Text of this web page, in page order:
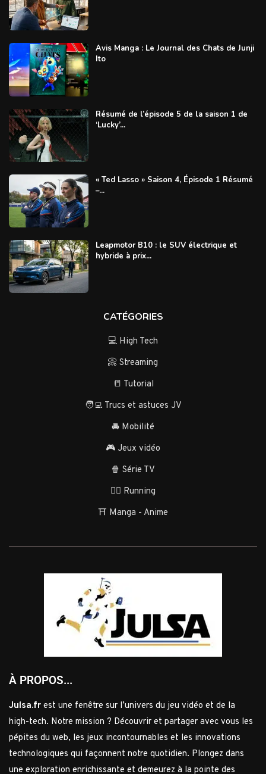
Avis Manga : Le Journal des Chats de Junji
Ito
Résumé de l’épisode 5 de la saison 1 de
‘Lucky’...
« Ted Lasso » Saison 4, Épisode 1 Résumé
–...
Leapmotor B10 : le SUV électrique et
hybride à prix...
CATÉGORIES
💻 High Tech
📀 Streaming
📒 Tutorial
🧑‍💻 Trucs et astuces JV
🚘 Mobilité
🎮 Jeux vidéo
🍿 Série TV
🏃‍♂️ Running
⛩️ Manga - Anime
À PROPOS...
Julsa.fr est une fenêtre sur l’univers du jeu vidéo et de la
high-tech. Notre mission ? Découvrir et partager avec vous les
pépites du web, les jeux incontournables et les innovations
technologiques qui façonnent notre quotidien. Plongez dans
une exploration enrichissante et demeurez à la pointe des